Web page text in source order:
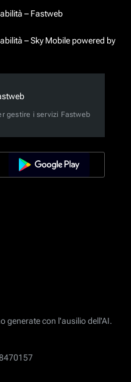
– Fastweb
– Sky Mobile powered by
gestire i servizi Fastweb
generate con l'ausilio dell'AI.